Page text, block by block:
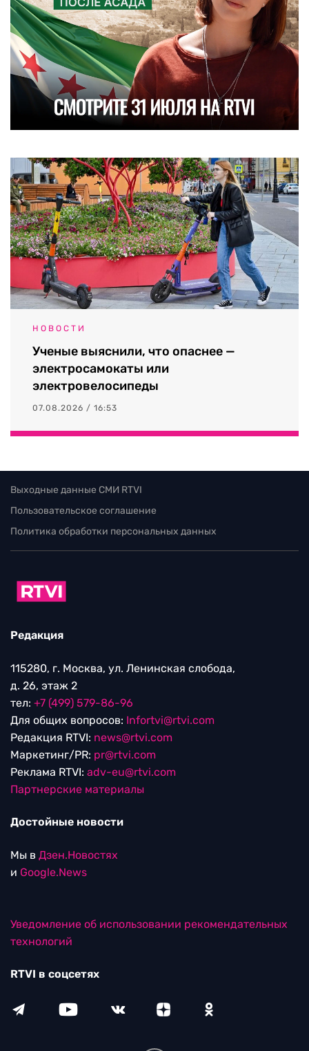
НОВОСТИ
Ученые выяснили, что опаснее —
электросамокаты или
электровелосипеды
07.08.2026 / 16:53
Выходные данные СМИ RTVI
Пользовательское соглашение
Политика обработки персональных данных
Редакция
115280, г. Москва, ул. Ленинская слобода,
д. 26, этаж 2
тел: +7 (499) 579-86-96
Для общих вопросов: Infortvi@rtvi.com
Редакция RTVI: news@rtvi.com
Маркетинг/PR: pr@rtvi.com
Реклама RTVI: adv-eu@rtvi.com
Партнерские материалы
Достойные новости
Мы в Дзен.Новостях
и Google.News
Уведомление об использовании рекомендательных
технологий
RTVI в соцсетях